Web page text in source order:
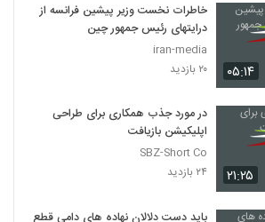
۰۵:۱۴
خاطرات نخست وزیر پیشین فرانسه از
درایتهای رئیس جمهور چین
iran-media
۲۰ بازدید
۲۱:۲۵
در مورد جذب همکاری برای طراحی
اپلیکیشن بازیافت
SBZ-Short Co
۲۴ بازدید
باید دست دلالان نهاده های دامی قطع